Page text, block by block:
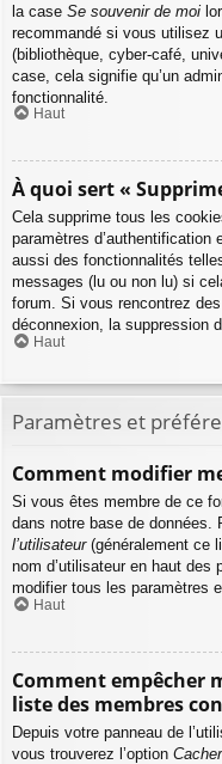
la case Se souvenir de moi
recommandé si vous utilisez
(bibliothèque, cyber-café,
case, cela signifie qu’un
fonctionnalité.
Haut
À quoi sert «
Cela supprime tous les
paramètres
aussi des fonctionnalités
messages (lu ou non lu) si
forum. Si vous rencontrez
déconnexion, la suppression
Haut
Paramètres et
Comment modifier
Si vous êtes membre de ce
dans notre base de données.
l’utilisateur(généralement ce
nom d’utilisateur en haut des
modifier tous les paramètres
Haut
Comment empêcher
liste des membres
Depuis votre panneau de
vous trouverez l’option